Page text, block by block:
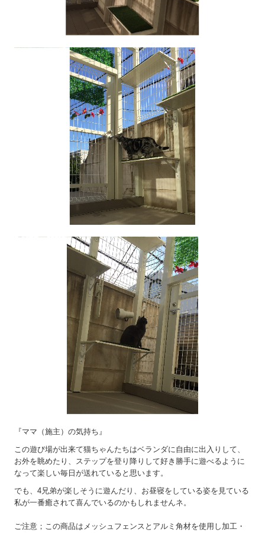
『ママ（施主）の気持ち』
この遊び場が出来て猫ちゃんたちはベランダに自由に出入りして、
お外を眺めたり、ステップを登り降りして好き勝手に遊べるように
なって楽しい毎日が送れていると思います。
でも、4兄弟が楽しそうに遊んだり、お昼寝をしている姿を見ている
私が一番癒されて喜んでいるのかもしれませんネ。
ご注意；この商品はメッシュフェンスとアルミ角材を使用し加工・